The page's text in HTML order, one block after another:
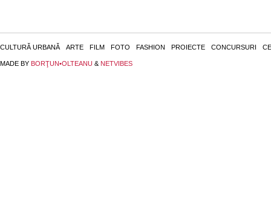
CULTURĂ URBANĂ ARTE FILM FOTO FASHION PROIECTE CONCURSURI
MADE BY BORŢUN•OLTEANU & NETVIBES